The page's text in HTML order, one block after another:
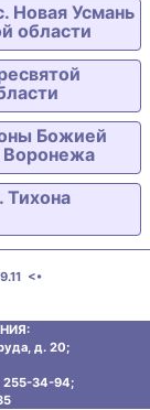
Новая Усмань
области
Божией
Воронежа
Тихона
<•
д. 20;
34-94;